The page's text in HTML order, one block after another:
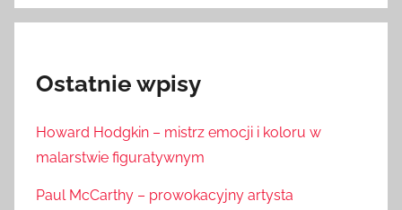
Ostatnie wpisy
Howard Hodgkin – mistrz emocji i koloru w
malarstwie figuratywnym
Paul McCarthy – prowokacyjny artysta